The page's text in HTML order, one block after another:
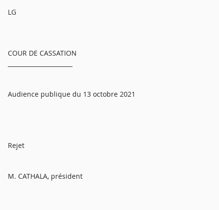
LG
COUR DE CASSATION
Audience publique du 13 octobre 2021
Rejet
M. CATHALA, président